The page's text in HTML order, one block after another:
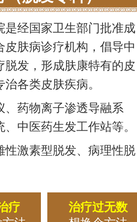
是经国家卫生部门批准成
肤病诊疗机构，倡导中
发，形成肤康特有的皮
各类皮肤疾病。
、药物离子渗透导融系
中医药生发工作站等。
性激素型脱发、病理性脱
疗
治疗过无数